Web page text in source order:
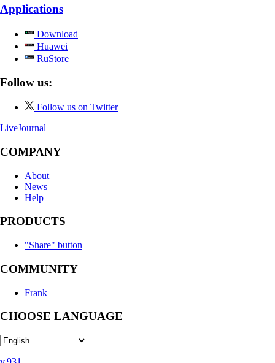
Applications
Download
Huawei
RuStore
Follow us:
Follow us on Twitter
LiveJournal
COMPANY
About
News
Help
PRODUCTS
"Share" button
COMMUNITY
Frank
CHOOSE LANGUAGE